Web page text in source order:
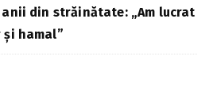
anii din străinătate: „Am lucrat
hamal”